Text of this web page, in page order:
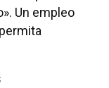
Un empleo